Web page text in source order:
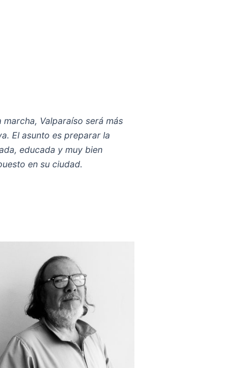
Valparaíso será más
El asunto es preparar la
educada y muy bien
en su ciudad.